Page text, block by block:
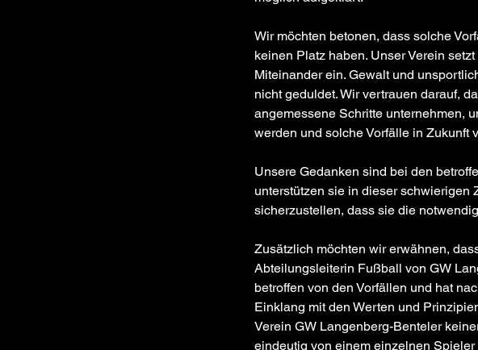
Wir möchten betonen, dass solche
keinen Platz haben. Unser Verein
Miteinander ein. Gewalt und
nicht geduldet. Wir vertrauen darauf,
angemessene Schritte unternehmen,
werden und solche Vorfälle in Zukunft
Unsere Gedanken sind bei den
unterstützen sie in dieser
sicherzustellen, dass sie die
Zusätzlich möchten wir erwähnen,
Abteilungsleiterin Fußball von GW
betroffen von den Vorfällen und hat
Einklang mit den Werten und
Verein GW Langenberg-Benteler
eindeutig von einem einzelnen